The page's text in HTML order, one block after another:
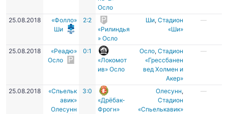
Осло
25.08.2018
«Фолло»
Ши
2:2
«Рилиндья
» Осло
Ши,Стадион
«Ши»
—
25.08.2018
«Реадю»
Осло
0:1
«Локомот
ив» Осло
Осло,Стадион
«Грессбанен
вед Холмен и
Акер»
—
25.08.2018
«Спьельк
авик»
Олесунн
3:0
«Дрёбак-
Фрогн»
Олесунн,
Стадион
«Спьелькавик»
—